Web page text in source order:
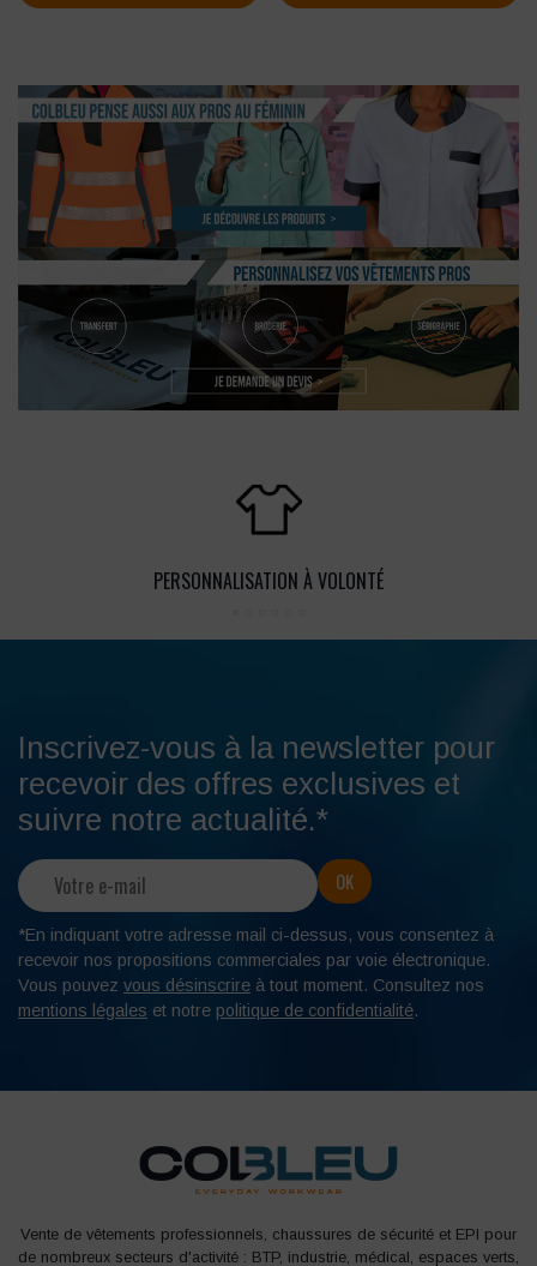
PERSONNALISATION À VOLONTÉ
Inscrivez-vous à la newsletter pour
recevoir des offres exclusives et
suivre notre actualité.*
*En indiquant votre adresse mail ci-dessus, vous consentez à
recevoir nos propositions commerciales par voie électronique.
Vous pouvez vous désinscrire à tout moment. Consultez nos
mentions légales et notre politique de confidentialité.
Vente de vêtements professionnels, chaussures de sécurité et EPI pour
de nombreux secteurs d'activité : BTP, industrie, médical, espaces verts,